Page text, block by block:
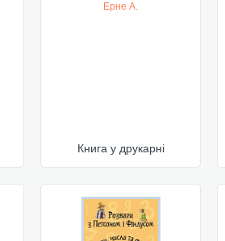
Ерне А.
Книга у друкарні